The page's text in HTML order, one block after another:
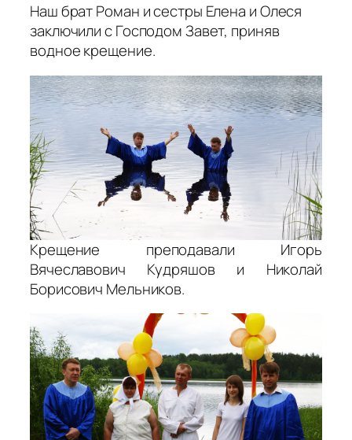
Наш брат Роман и сестры Елена и Олеся
заключили с Господом Завет, приняв
водное крещение.
Крещение преподавали Игорь
Вячеславович Кудряшов и Николай
Борисович Мельников.